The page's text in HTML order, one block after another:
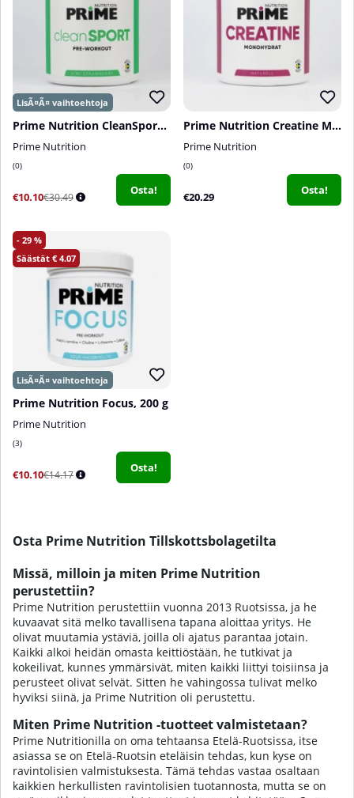
Prime Nutrition CleanSport, 375 g
Prime Nutrition
0
€10.10€30.49
Osta!
Prime Nutrition Creatine Monohydrate, 300 g
Prime Nutrition
0
€20.29 Osta!
29
4.07
Prime Nutrition Focus, 200 g
Prime Nutrition
3
€10.10€14.17
Osta!
Osta Prime Nutrition Tillskottsbolagetilta
Missä, milloin ja miten Prime Nutrition
perustettiin?
Prime Nutrition perustettiin vuonna 2013 Ruotsissa, ja he
kuvaavat sitä melko tavallisena tapana aloittaa yritys. He
olivat muutamia ystäviä, joilla oli ajatus parantaa jotain.
Kaikki alkoi heidän omasta keittiöstään, he tutkivat ja
kokeilivat, kunnes ymmärsivät, miten kaikki liittyi toisiinsa ja
perusteet olivat selvät. Sitten he vahingossa tulivat melko
hyviksi siinä, ja Prime Nutrition oli perustettu.
Miten Prime Nutrition -tuotteet valmistetaan?
Prime Nutritionilla on oma tehtaansa Etelä-Ruotsissa, itse
asiassa se on Etelä-Ruotsin eteläisin tehdas, kun kyse on
ravintolisien valmistuksesta. Tämä tehdas vastaa osaltaan
kaikkien herkullisten ravintolisien tuotannosta, mutta se on